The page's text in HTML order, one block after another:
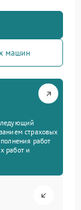
машин
страховых
работ
работ и